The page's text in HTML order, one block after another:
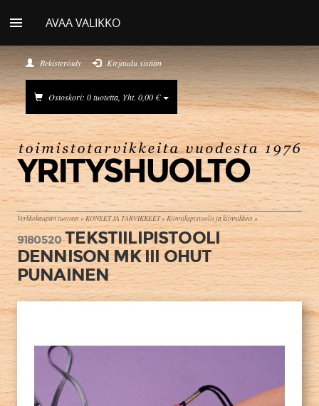
AVAA VALIKKO
Rekisteröidy Kirjaudu sisään
Ostoskori: 0 tuotetta, Yht. 0,00 €
Verkkokaupan tuotteet»KONEET JA TARVIKKEET»Kiinnikepistoolit ja kiinnikkeet»
9180520TEKSTIILIPISTOOLI
DENNISON MK III OHUT
PUNAINEN